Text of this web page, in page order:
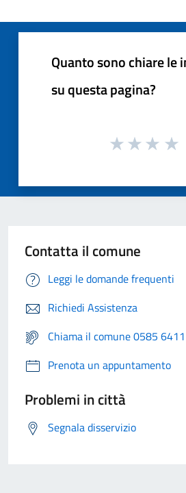
Quanto sono chiare le
su questa pagina?
Contatta il comune
Leggi le domande frequenti
Richiedi Assistenza
Chiama il comune 0585 6411
Prenota un appuntamento
Problemi in città
Segnala disservizio